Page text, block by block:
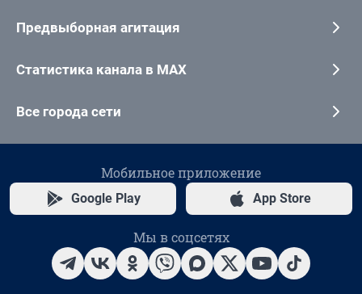
Предвыборная агитация
Статистика канала в MAX
Все города сети
Мобильное приложение
Google Play App Store
Мы в соцсетях